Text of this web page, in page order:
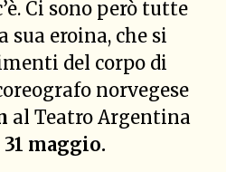
Ci sono però tutte
sua eroina, che si
del corpo di
norvegese
al Teatro Argentina
31 maggio.